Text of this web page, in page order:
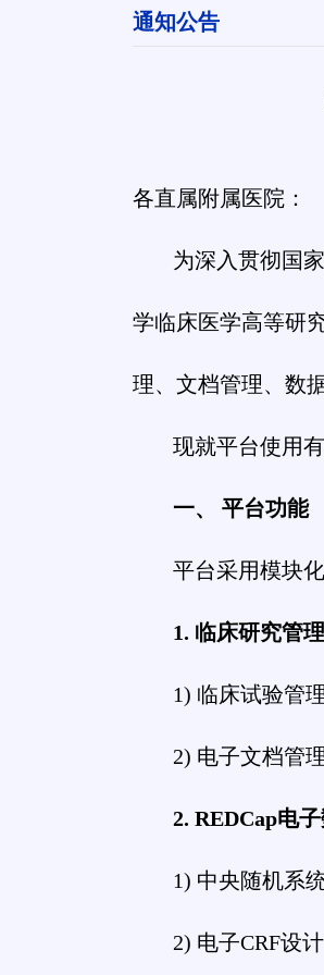
通知公告
各直属附属医院：
为深入贯彻国
学临床医学高等研
理、文档管理、数
现就平台使用
一、 平台功能
平台采用模块
1. 临床研究管
1) 临床试验管
2) 电子文档管
2. REDCap电
1) 中央随机系
2) 电子CRF设计